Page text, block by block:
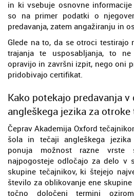
in ki vsebuje osnovne
so na primer podatki o
predavanja, zatem angažiranju in
Glede na to, da se otroci testirajo
trajanja te usposabljanja, to
opravijo in završni izpit, nego oni
pridobivajo certifikat.
Kako potekajo predavanja
angleškega jezika za
Čeprav Akademija Oxford
šola in tečaji angleškega
ponuja možnost razne vrste
najpogosteje odločajo za delo v
skupine tečajnikov, ki štejejo
število za oblikovanje ene
točno določeni termini